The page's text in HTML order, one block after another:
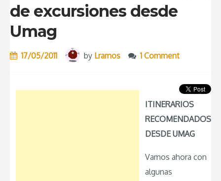
de excursiones desde
Umag
17/05/2011 by Lramos 1 Comment
ITINERARIOS
RECOMENDADOS
DESDE UMAG
Vamos ahora con
algunas